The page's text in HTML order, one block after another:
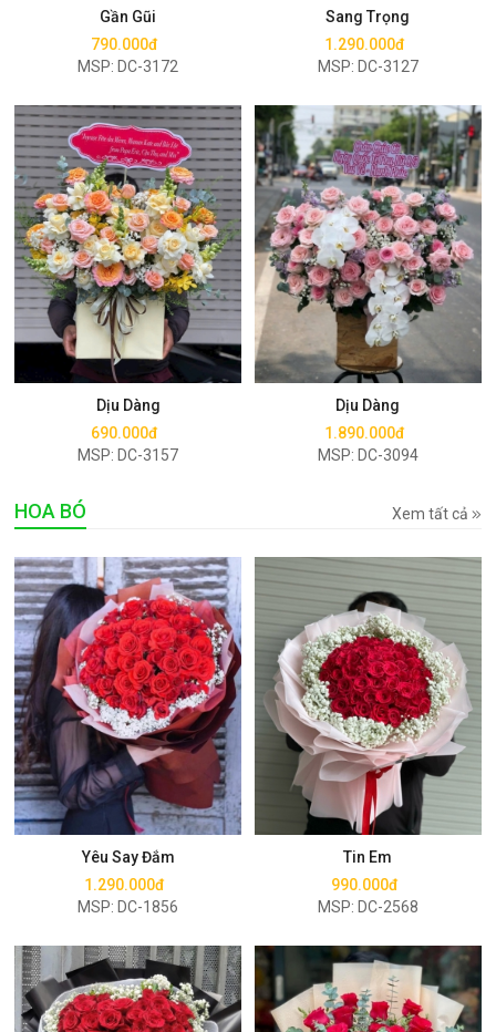
Gần Gũi
790.000đ
MSP: DC-3172
Sang Trọng
1.290.000đ
MSP: DC-3127
Dịu Dàng
690.000đ
MSP: DC-3157
Mua ngay
Dịu Dàng
1.890.000đ
MSP: DC-3094
Mua ngay
HOA BÓ Xem tất cả
Yêu Say Đắm
1.290.000đ
MSP: DC-1856
Mua ngay
Tin Em
990.000đ
MSP: DC-2568
Mua ngay